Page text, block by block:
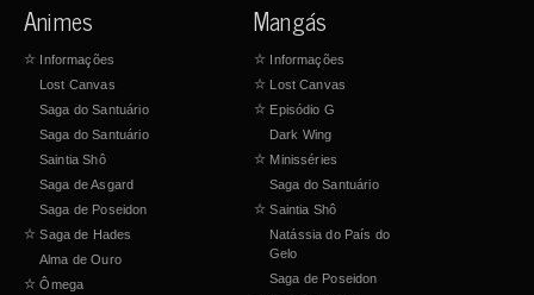
Animes
☆ Informações
Lost Canvas
Saga do Santuário
Saga do Santuário
Saintia Shô
Saga de Asgard
Saga de Poseidon
☆ Saga de Hades
Alma de Ouro
☆ Ômega
Mangás
☆ Informações
☆ Lost Canvas
☆ Episódio G
Dark Wing
☆ Minisséries
Saga do Santuário
☆ Saintia Shô
Natássia do País do
Gelo
Saga de Poseidon